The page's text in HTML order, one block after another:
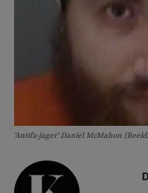
'Antifa-jager' Daniel McMahon